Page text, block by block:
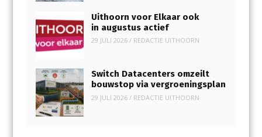
Uithoorn voor Elkaar ook
in augustus actief
29 JULI 2026/ REDACTIE UITHOORN
Switch Datacenters omzeilt
bouwstop via vergroeningsplan
29 JULI 2026/ REDACTIE UITHOORN